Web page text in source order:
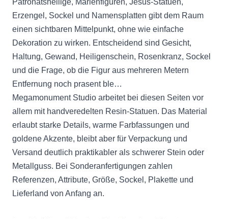
Patronatsheilige, Marienfiguren, Jesus-Statuen,
Erzengel, Sockel und Namensplatten gibt dem Raum
einen sichtbaren Mittelpunkt, ohne wie einfache
Dekoration zu wirken. Entscheidend sind Gesicht,
Haltung, Gewand, Heiligenschein, Rosenkranz, Sockel
und die Frage, ob die Figur aus mehreren Metern
Entfernung noch prasent ble…
Megamonument Studio arbeitet bei diesen Seiten vor
allem mit handveredelten Resin-Statuen. Das Material
erlaubt starke Details, warme Farbfassungen und
goldene Akzente, bleibt aber für Verpackung und
Versand deutlich praktikabler als schwerer Stein oder
Metallguss. Bei Sonderanfertigungen zahlen
Referenzen, Attribute, Größe, Sockel, Plakette und
Lieferland von Anfang an.